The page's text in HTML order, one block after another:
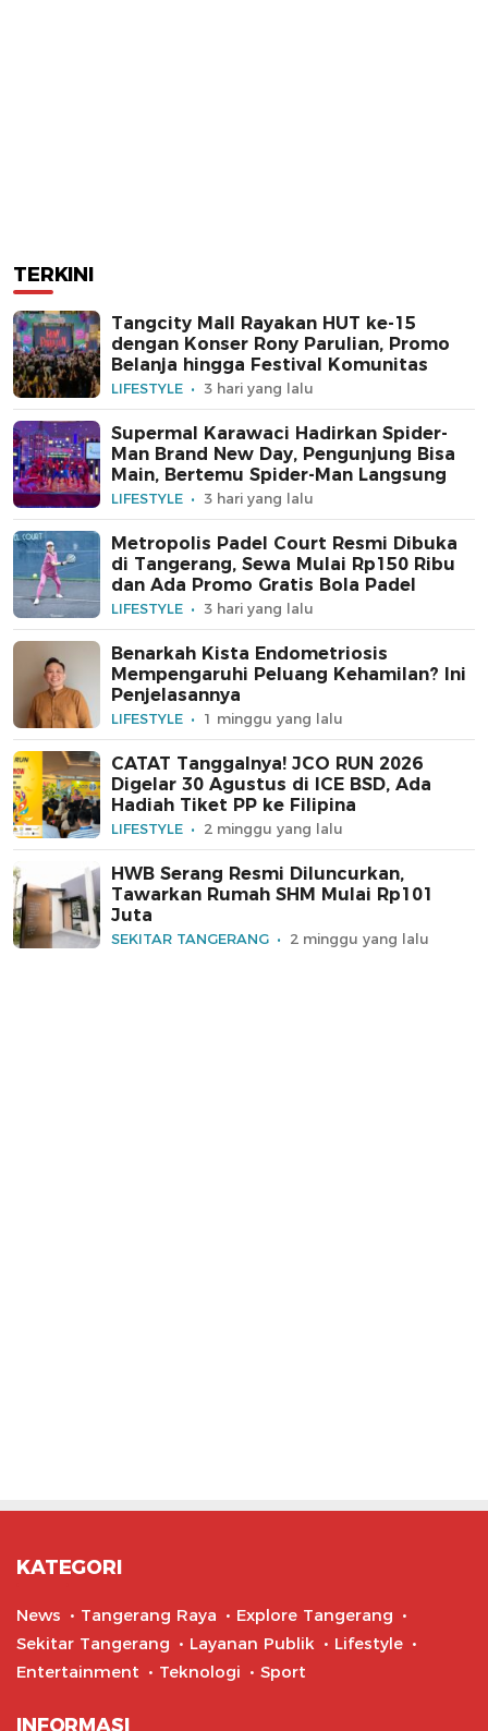
TERKINI
Tangcity Mall Rayakan HUT ke-15
dengan Konser Rony Parulian, Promo
Belanja hingga Festival Komunitas
LIFESTYLE 3 hari yang lalu
Supermal Karawaci Hadirkan Spider-
Man Brand New Day, Pengunjung Bisa
Main, Bertemu Spider-Man Langsung
LIFESTYLE 3 hari yang lalu
Metropolis Padel Court Resmi Dibuka
di Tangerang, Sewa Mulai Rp150 Ribu
dan Ada Promo Gratis Bola Padel
LIFESTYLE 3 hari yang lalu
Benarkah Kista Endometriosis
Mempengaruhi Peluang Kehamilan? Ini
Penjelasannya
LIFESTYLE 1 minggu yang lalu
CATAT Tanggalnya! JCO RUN 2026
Digelar 30 Agustus di ICE BSD, Ada
Hadiah Tiket PP ke Filipina
LIFESTYLE 2 minggu yang lalu
HWB Serang Resmi Diluncurkan,
Tawarkan Rumah SHM Mulai Rp101
Juta
SEKITAR TANGERANG 2 minggu yang lalu
KATEGORI
News Tangerang Raya
Explore Tangerang
Sekitar Tangerang
Layanan Publik
Lifestyle
Entertainment
Teknologi Sport
INFORMASI